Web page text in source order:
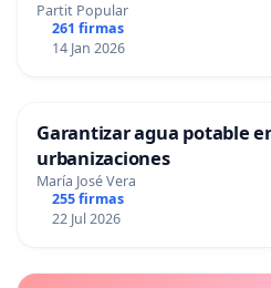
Partit Popular
261 firmas
14 Jan 2026
Garantizar agua potable
urbanizaciones
María José Vera
255 firmas
22 Jul 2026